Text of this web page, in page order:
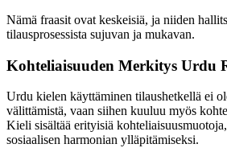
Nämä fraasit ovat keskeisiä, ja niiden
tilausprosessista sujuvan ja mukavan.
Kohteliaisuuden Merkitys Urdu
Urdu kielen käyttäminen tilaushetkellä ei
välittämistä, vaan siihen kuuluu myös
Kieli sisältää erityisiä
sosiaalisen harmonian ylläpitämiseksi.